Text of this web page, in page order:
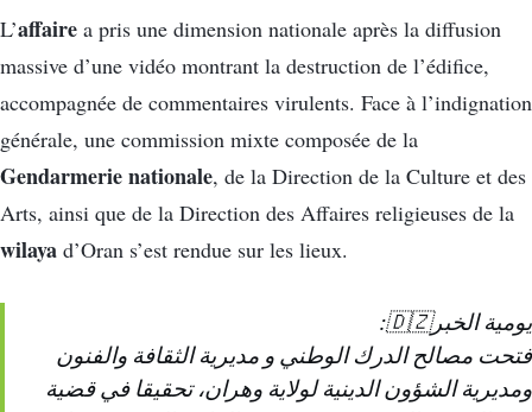
L’affaire a pris une dimension nationale après la diffusion
massive d’une vidéo montrant la destruction de l’édifice,
accompagnée de commentaires virulents. Face à l’indignation
générale, une commission mixte composée de la
Gendarmerie nationale, de la Direction de la Culture et des
Arts, ainsi que de la Direction des Affaires religieuses de la
wilaya d’Oran s’est rendue sur les lieux.
يومية الخبر🇩🇿:
فتحت مصالح الدرك الوطني و مديرية الثقافة والفنون
ومديرية الشؤون الدينية لولاية وهران، تحقيقا في قضية